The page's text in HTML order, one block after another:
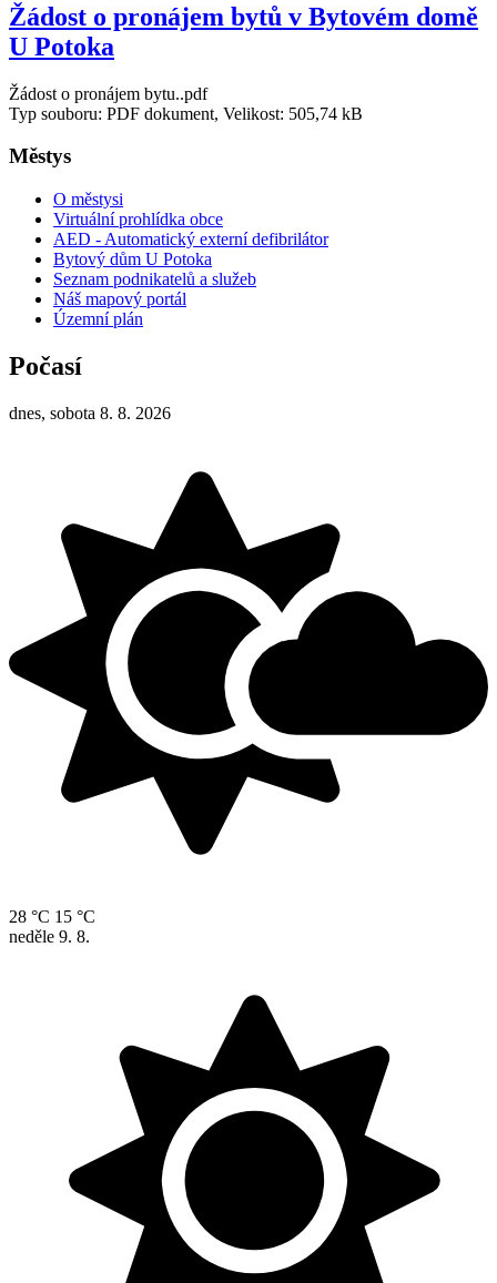
Žádost o pronájem bytů v Bytovém domě
U Potoka
Žádost o pronájem bytu..pdf
Typ souboru: PDF dokument, Velikost: 505,74 kB
Městys
O městysi
Virtuální prohlídka obce
AED - Automatický externí defibrilátor
Bytový dům U Potoka
Seznam podnikatelů a služeb
Náš mapový portál
Územní plán
Počasí
dnes, sobota 8. 8. 2026
28 °C 15 °C
neděle 9. 8.